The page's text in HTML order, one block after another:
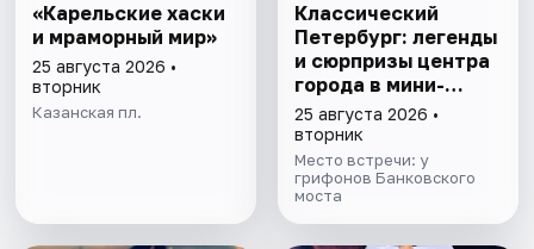
«Карельские хаски
и мраморный мир»
25 августа 2026 •
вторник
Казанская пл.
Классический
Петербург: легенды
и сюрпризы центра
города в мини-
группе
25 августа 2026 •
вторник
Место встречи: у
грифонов Банковского
моста